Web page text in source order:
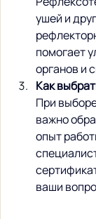
ушей и
помогает
органов и
Как
При
важно
опыт
ваши